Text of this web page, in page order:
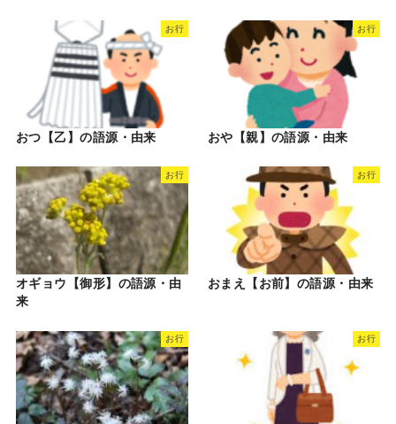
お行
おつ【乙】の語源・由来
お行
おや【親】の語源・由来
お行
オギョウ【御形】の語源・由
来
お行
おまえ【お前】の語源・由来
お行 お行